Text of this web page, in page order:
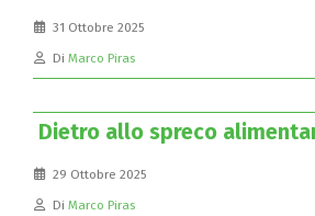
31 Ottobre 2025
Di Marco Piras
Dietro allo spreco
29 Ottobre 2025
Di Marco Piras